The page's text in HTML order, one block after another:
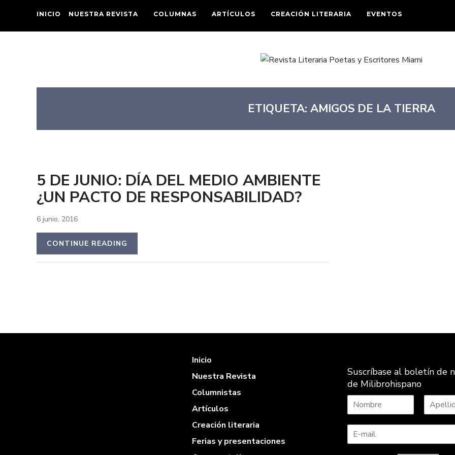
INICIO NUESTRA REVISTA COLUMNAS ARTÍCULOS CREACIÓN LITERARIA EVENTOS
ETIQUETA: AMIGOS DE LA TIERRA
5 DE JUNIO: DÍA DEL MEDIO AMBIENTE
¿UN PACTO DE RESPONSABILIDAD?
6 junio, 2016
CONTINUE READING
Inicio
Nuestra Revista
Columnistas
Artículos
Creación literaria
Ferias y presentaciones
Suscríbase al boletín de
de Milibrohispano
o
b
p
l